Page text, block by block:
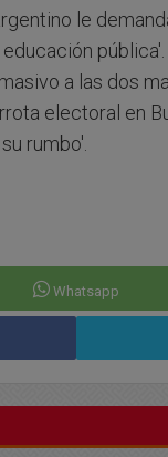
le
a las dos
electoral en
rumbo'.
Whatsapp